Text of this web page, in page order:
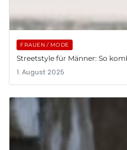
FRAUEN / MODE
Streetstyle für Männer: So
1. August 2025